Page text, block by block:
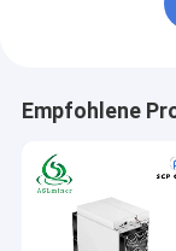
Empfohlene